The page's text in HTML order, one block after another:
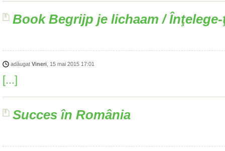
Book Begrijp je lichaam /
adăugat Vineri , 15 mai 2015 17:01
[...]
Succes în România